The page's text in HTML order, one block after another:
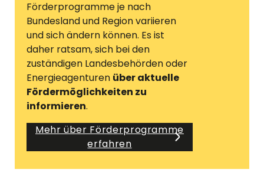
Förderprogramme je nach
Bundesland und Region variieren
und sich ändern können. Es ist
daher ratsam, sich bei den
zuständigen Landesbehörden oder
Energieagenturen über aktuelle
Fördermöglichkeiten zu
informieren.
Mehr über Förderprogramme
erfahren